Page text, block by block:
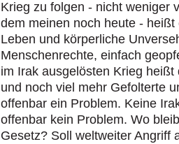
Krieg zu folgen - nicht weniger
dem meinen noch heute -
Leben und körperliche
Menschenrechte, einfach
im Irak ausgelösten Krieg
und noch viel mehr Gefolterte
offenbar ein Problem. Keine
offenbar kein Problem. Wo
Gesetz? Soll weltweiter Angriff